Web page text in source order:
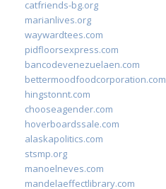
catfriends-bg.org
marianlives.org
waywardtees.com
pidfloorsexpress.com
bancodevenezuelaen.com
bettermoodfoodcorporation.com
hingstonnt.com
chooseagender.com
hoverboardssale.com
alaskapolitics.com
stsmp.org
manoelneves.com
mandelaeffectlibrary.com